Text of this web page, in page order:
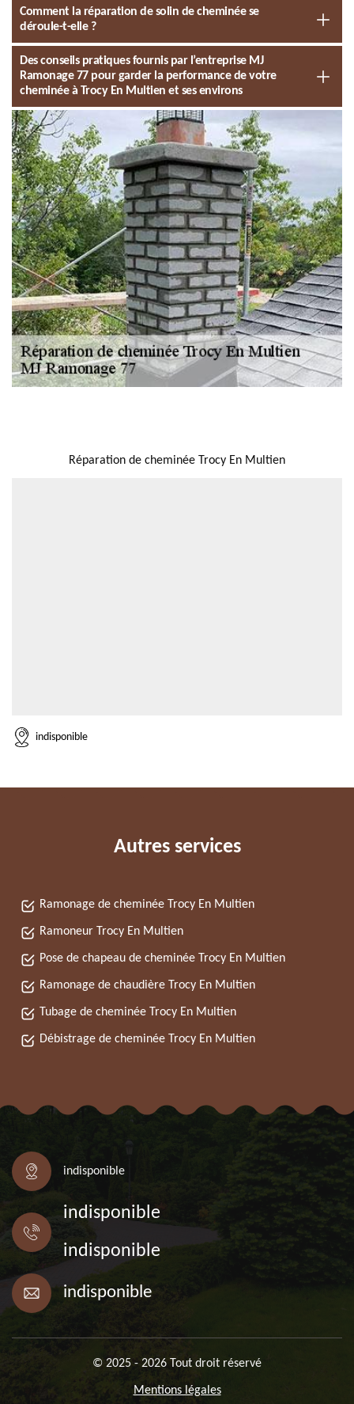
Comment la réparation de solin de cheminée se
déroule-t-elle ?
Des conseils pratiques fournis par l’entreprise MJ
Ramonage 77 pour garder la performance de votre
cheminée à Trocy En Multien et ses environs
Réparation de cheminée Trocy En Multien
indisponible
Autres services
Ramonage de cheminée Trocy En Multien
Ramoneur Trocy En Multien
Pose de chapeau de cheminée Trocy En Multien
Ramonage de chaudière Trocy En Multien
Tubage de cheminée Trocy En Multien
Débistrage de cheminée Trocy En Multien
indisponible
indisponible
indisponible
indisponible
© 2025 - 2026 Tout droit réservé
Mentions légales